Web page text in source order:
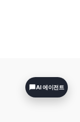
AI 에이전트